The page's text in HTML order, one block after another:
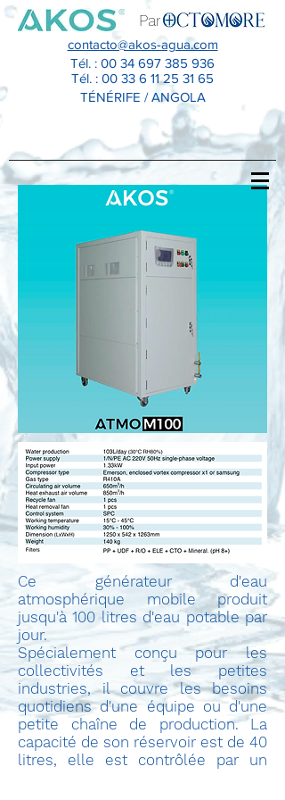
Par
contacto@akos-agua.com
Tél. : 00 34 697 385 936
Tél. : 00 33 6 11 25 31 65
TÉNÉRIFE / ANGOLA
Ce générateur d'eau
atmosphérique mobile produit
jusqu'à 100 litres d'eau potable par
jour.
Spécialement conçu pour les
collectivités et les petites
industries, il couvre les besoins
quotidiens d'une équipe ou d'une
petite chaîne de production. La
capacité de son réservoir est de 40
litres, elle est contrôlée par un